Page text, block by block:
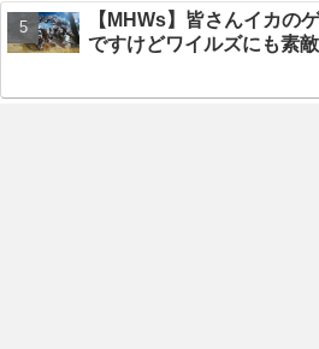
【MHWs】皆さんイカの
ですけどワイルズにも素